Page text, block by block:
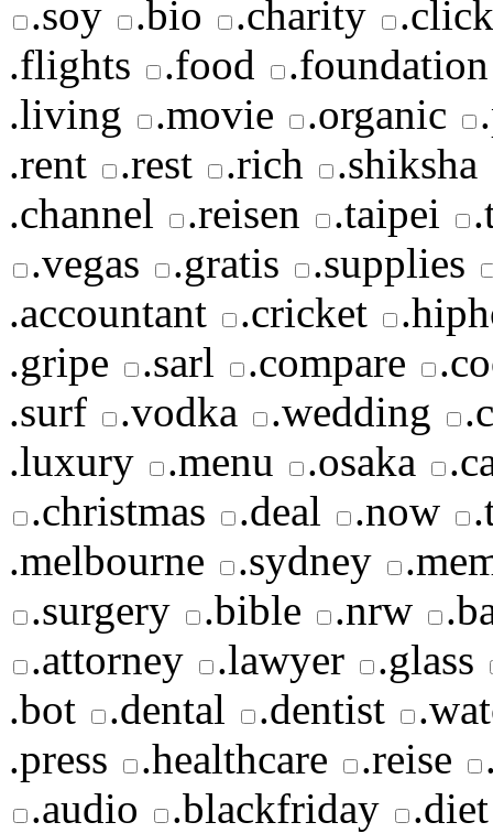
.soy
.bio .charity
.click
.flights
.food
.foundation
.living
.movie .organic
.rent
.rest .rich
.shiksha
.channel
.reisen .taipei
.vegas
.gratis
.supplies
.accountant
.cricket
.gripe
.sarl .compare
.surf
.vodka .wedding
.luxury
.menu .osaka
.christmas
.deal .now
.melbourne
.sydney
.surgery
.bible .nrw
.attorney
.lawyer
.glass
.bot
.dental .dentist
.press
.healthcare .reise
.audio
.blackfriday
.diet